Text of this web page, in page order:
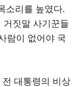
소리를 높였다.
거짓말 사기꾼들
람이 없어야 국
대통령의 비상